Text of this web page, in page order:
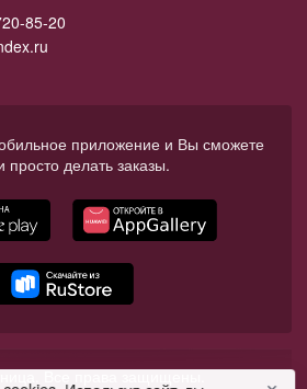
85-20
приложение и Вы сможете
просто делать заказы.
Все права защищены.